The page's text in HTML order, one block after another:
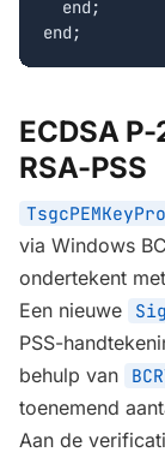
  end;
end;
ECDSA
RSA-PSS
via Windows
ondertekent
Een nieuwe
PSS-
behulp van
toenemend
Aan de